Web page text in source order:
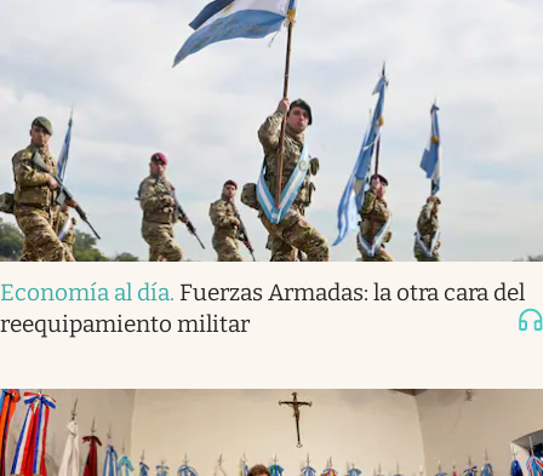
Economía al día. Fuerzas Armadas: la otra cara del
reequipamiento militar